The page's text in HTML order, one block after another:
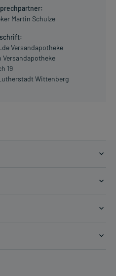
Martin Schulze
Versandapotheke
Versandapotheke
19
Wittenberg